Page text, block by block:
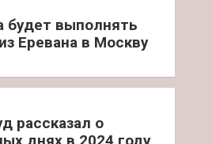
будет выполнять
Еревана в Москву
рассказал о